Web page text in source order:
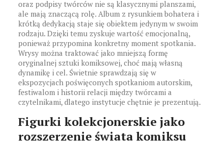
oraz podpisy twórców nie są klasycznymi planszami,
ale mają znaczącą rolę. Album z rysunkiem bohatera i
krótką dedykacją staje się obiektem jedynym w swoim
rodzaju. Dzięki temu zyskuje wartość emocjonalną,
ponieważ przypomina konkretny moment spotkania.
Wrysy można traktować jako mniejszą formę
oryginalnej sztuki komiksowej, choć mają własną
dynamikę i cel. Świetnie sprawdzają się w
ekspozycjach poświęconych spotkaniom autorskim,
festiwalom i historii relacji między twórcami a
czytelnikami, dlatego instytucje chętnie je prezentują.
Figurki kolekcjonerskie jako
rozszerzenie świata komiksu